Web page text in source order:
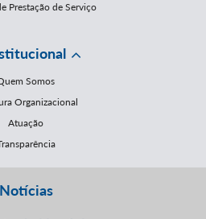
Prestação de Serviço
Somos
Organizacional
Atuação
Notícias